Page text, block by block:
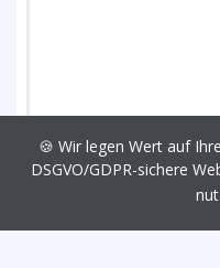
🍪 Wir legen Wert auf
DSGVO/GDPR-sichere